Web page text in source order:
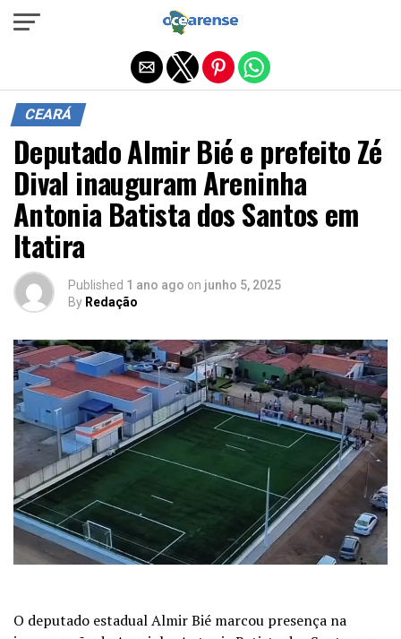
CEARÁ
Deputado Almir Bié e prefeito Zé
Dival inauguram Areninha
Antonia Batista dos Santos em
Itatira
Published 1 ano ago on junho 5, 2025
By Redação
O deputado estadual Almir Bié marcou presença na
Sair da versão mobile